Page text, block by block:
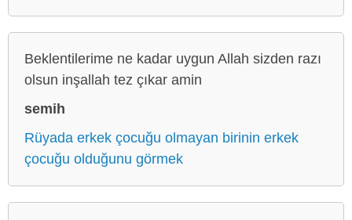
Beklentilerime ne kadar uygun Allah sizden razı
olsun inşallah tez çıkar amin
semih
Rüyada erkek çocuğu olmayan birinin erkek
çocuğu olduğunu görmek